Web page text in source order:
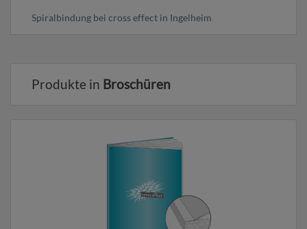
Spiralbindung bei cross effect in Ingelheim
Produkte in Broschüren